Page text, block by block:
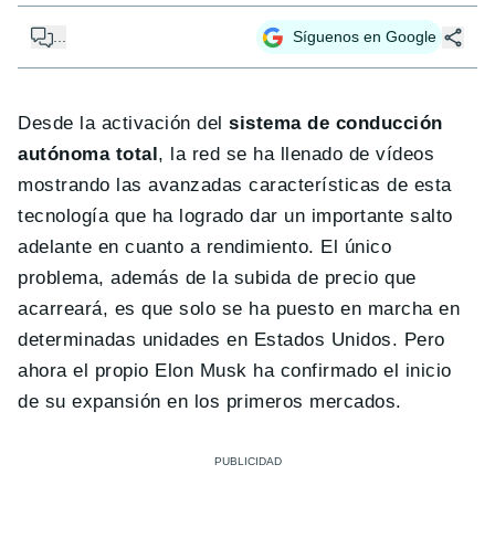
... Síguenos en Google
Desde la activación delsistema de conducción
autónoma total , la red se ha llenado de vídeos
mostrando las avanzadas características de esta
tecnología que ha logrado dar un importante salto
adelante en cuanto a rendimiento. El único
problema, además de la subida de precio que
acarreará, es que solo se ha puesto en marcha en
determinadas unidades en Estados Unidos. Pero
ahora el propio Elon Musk ha confirmado el inicio
de su expansión en los primeros mercados.